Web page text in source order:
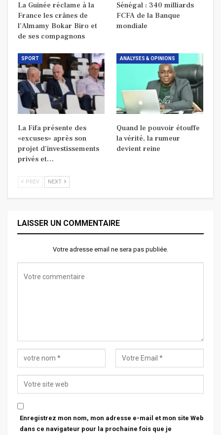
La Guinée réclame à la
France les crânes de
l’Almamy Bokar Biro et
de ses compagnons
Sénégal : 340 milliards
FCFA de la Banque
mondiale
SPORT
La Fifa présente des
«excuses» après son
projet d’investissements
privés et…
ANALYSES & OPINIONS
Quand le pouvoir étouffe
la vérité, la rumeur
devient reine
PREV NEXT
LAISSER UN COMMENTAIRE
Votre adresse email ne sera pas publiée.
Enregistrez mon nom, mon adresse e-mail et mon site Web
dans ce navigateur pour la prochaine fois que je